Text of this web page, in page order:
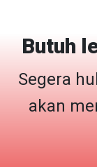
Butuh
Segera
akan